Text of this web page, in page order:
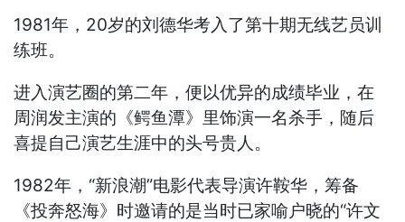
1981年，20岁的刘德华考入了第十期无线艺员训
练班。
进入演艺圈的第二年，便以优异的成绩毕业，在
周润发主演的《鳄鱼潭》里饰演一名杀手，随后
喜提自己演艺生涯中的头号贵人。
1982年，“新浪潮”电影代表导演许鞍华，筹备
《投奔怒海》时邀请的是当时已家喻户晓的“许文